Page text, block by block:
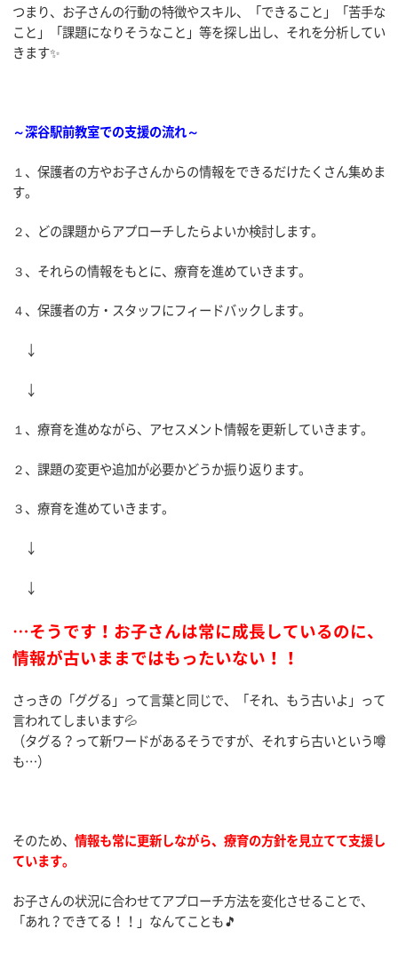
つまり、お子さんの行動の特徴やスキル、「できること」「苦手な
こと」「課題になりそうなこと」等を探し出し、それを分析してい
きます✨
～深谷駅前教室での支援の流れ～
１、保護者の方やお子さんからの情報をできるだけたくさん集めま
す。
２、どの課題からアプローチしたらよいか検討します。
３、それらの情報をもとに、療育を進めていきます。
４、保護者の方・スタッフにフィードバックします。
↓
↓
１、療育を進めながら、アセスメント情報を更新していきます。
２、課題の変更や追加が必要かどうか振り返ります。
３、療育を進めていきます。
↓
↓
…そうです！お子さんは常に成長しているのに、
情報が古いままではもったいない！！
さっきの「ググる」って言葉と同じで、「それ、もう古いよ」って
言われてしまいます💦
（タグる？って新ワードがあるそうですが、それすら古いという噂
も…）
そのため、 情報も常に更新しながら、療育の方針を見立てて支援し
ています。
お子さんの状況に合わせてアプローチ方法を変化させることで、
「あれ？できてる！！」なんてことも🎵